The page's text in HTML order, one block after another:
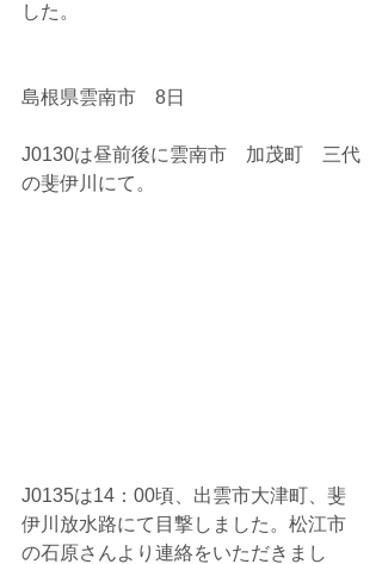
した。
島根県雲南市　8日
J0130は昼前後に雲南市　加茂町　三代
の斐伊川にて。
J0135は14：00頃、出雲市大津町、斐
伊川放水路にて目撃しました。松江市
の石原さんより連絡をいただきまし